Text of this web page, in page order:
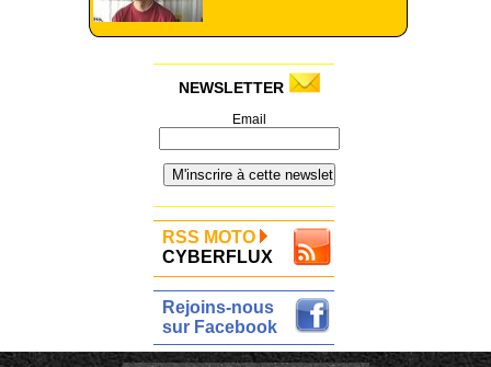
NEWSLETTER
Email
RSS MOTO
CYBERFLUX
Rejoins-nous
sur Facebook